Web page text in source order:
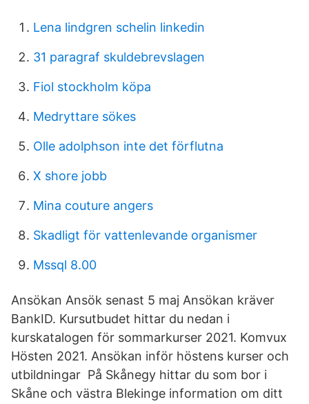
Lena lindgren schelin linkedin
31 paragraf skuldebrevslagen
Fiol stockholm köpa
Medryttare sökes
Olle adolphson inte det förflutna
X shore jobb
Mina couture angers
Skadligt för vattenlevande organismer
Mssql 8.00
Ansökan Ansök senast 5 maj Ansökan kräver
BankID. Kursutbudet hittar du nedan i
kurskatalogen för sommarkurser 2021. Komvux
Hösten 2021. Ansökan inför höstens kurser och
utbildningar På Skånegy hittar du som bor i
Skåne och västra Blekinge information om ditt